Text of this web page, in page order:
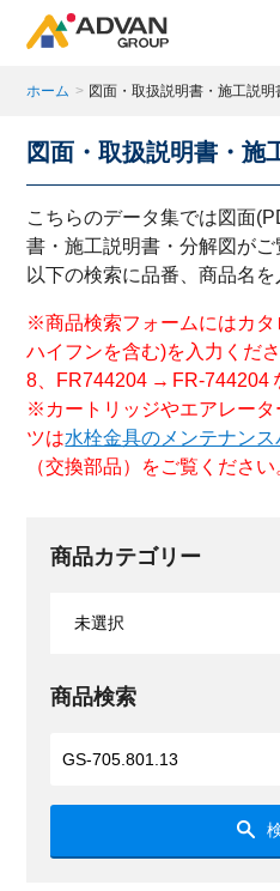
商品ページにある「お気に
商品がここに表示されます。
ホーム > 図面・取扱説明書・施工説明
図面・取扱説明書・施
こちらのデータ集では図面
書・施工説明書・分解図がご
以下の検索に品番、商品名を
※商品検索フォームにはカタ
ハイフンを含む)を入力くだ
8、FR744204 → FR-744204
※カートリッジやエアレー
ツは水栓金具のメンテナン
（交換部品）をご覧ください
商品カテゴリー
商品検索